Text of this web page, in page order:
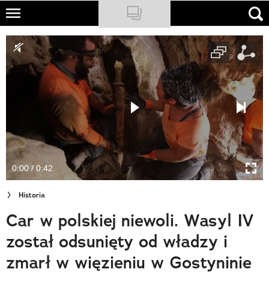
Skip
main
content
NATIONAL GEOGRAPHIC
TRAVELER
PODCASTY
Newsletter
Cuda Polski
Wielki Konkurs Fotograficzny
Trendbook Podróżniczy
Polecane
0:00 / 0:42
Historia
Car w polskiej niewoli. Wasyl IV
został odsunięty od władzy i
zmarł w więzieniu w Gostyninie